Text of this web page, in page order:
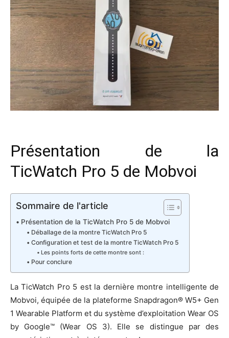
Présentation de la
TicWatch Pro 5 de Mobvoi
Sommaire de l'article
Présentation de la TicWatch Pro 5 de Mobvoi
Déballage de la montre TicWatch Pro 5
Configuration et test de la montre TicWatch Pro 5
Les points forts de cette montre sont :
Pour conclure
La TicWatch Pro 5 est la dernière montre intelligente de
Mobvoi, équipée de la plateforme Snapdragon® W5+ Gen
1 Wearable Platform et du système d’exploitation Wear OS
by Google™ (Wear OS 3). Elle se distingue par des